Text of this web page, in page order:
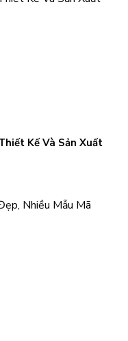
Kế Và Sản Xuất